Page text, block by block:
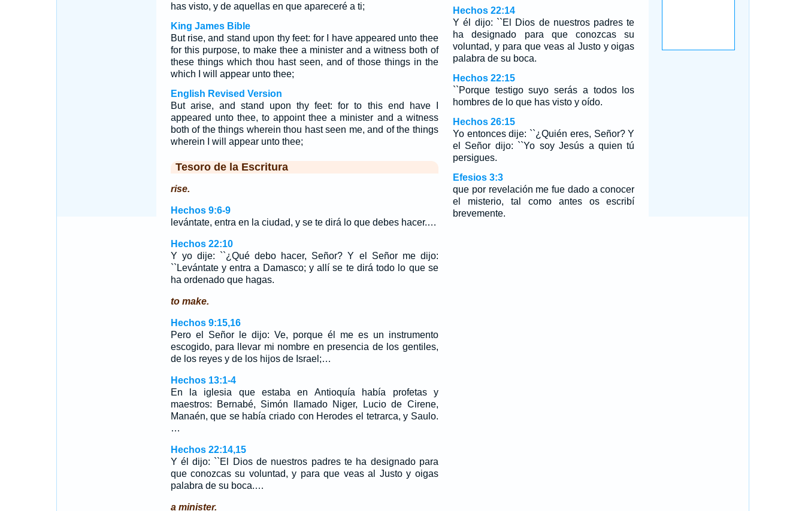
has visto, y de aquellas en que apareceré a ti;
King James Bible
But rise, and stand upon thy feet: for I have appeared unto thee
for this purpose, to make thee a minister and a witness both of
these things which thou hast seen, and of those things in the
which I will appear unto thee;
English Revised Version
But arise, and stand upon thy feet: for to this end have I
appeared unto thee, to appoint thee a minister and a witness
both of the things wherein thou hast seen me, and of the things
wherein I will appear unto thee;
Tesoro de la Escritura
rise.
Hechos 9:6-9
levántate, entra en la ciudad, y se te dirá lo que debes hacer.…
Hechos 22:10
Y yo dije: ``¿Qué debo hacer, Señor? Y el Señor me dijo:
``Levántate y entra a Damasco; y allí se te dirá todo lo que se
ha ordenado que hagas.
to make.
Hechos 9:15,16
Pero el Señor le dijo: Ve, porque él me es un instrumento
escogido, para llevar mi nombre en presencia de los gentiles,
de los reyes y de los hijos de Israel;…
Hechos 13:1-4
En la iglesia que estaba en Antioquía había profetas y
maestros: Bernabé, Simón llamado Niger, Lucio de Cirene,
Manaén, que se había criado con Herodes el tetrarca, y Saulo.
…
Hechos 22:14,15
Y él dijo: ``El Dios de nuestros padres te ha designado para
que conozcas su voluntad, y para que veas al Justo y oigas
palabra de su boca.…
a minister.
Hechos 22:14
Y él dijo: ``El Dios de nuestros padres te
ha designado para que conozcas su
voluntad, y para que veas al Justo y oigas
palabra de su boca.
Hechos 22:15
``Porque testigo suyo serás a todos los
hombres de lo que has visto y oído.
Hechos 26:15
Yo entonces dije: ``¿Quién eres, Señor? Y
el Señor dijo: ``Yo soy Jesús a quien tú
persigues.
Efesios 3:3
que por revelación me fue dado a conocer
el misterio, tal como antes os escribí
brevemente.